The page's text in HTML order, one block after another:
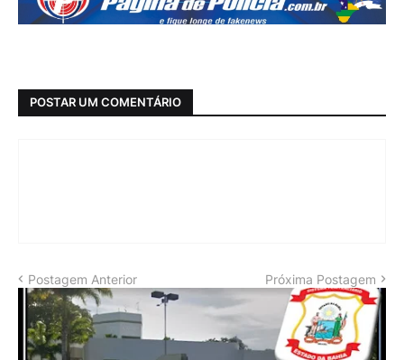
POSTAR UM COMENTÁRIO
Postagem Anterior Próxima Postagem